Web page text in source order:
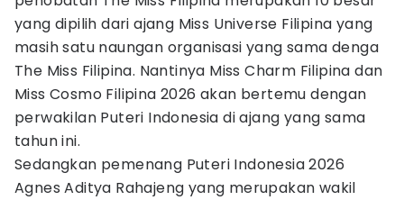
yang dipilih dari ajang Miss Universe Filipina yang
masih satu naungan organisasi yang sama denga
The Miss Filipina. Nantinya Miss Charm Filipina dan
Miss Cosmo Filipina 2026 akan bertemu dengan
perwakilan Puteri Indonesia di ajang yang sama
tahun ini.
Sedangkan pemenang Puteri Indonesia 2026
Agnes Aditya Rahajeng yang merupakan wakil